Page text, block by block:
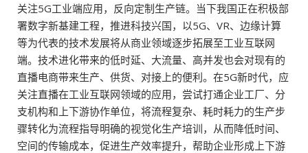
关注5G工业端应用，反向定制生产链。当下我国正在积极部
署数字新基建工程，推进科技兴国，以5G、VR、边缘计算
等为代表的技术发展将从商业领域逐步拓展至工业互联网
端。技术进化带来的低时延、大流量、高并发也会对现有的
直播电商带来生产、供货、对接上的便利。在5G新时代，应
关注直播在工业互联网领域的应用，尝试打通企业工厂、分
支机构和上下游协作单位，将流程复杂、耗时耗力的生产步
骤转化为流程指导明确的视觉化生产培训，从而降低时间、
空间的传输成本，促进生产效率提升，帮助企业形成上下游